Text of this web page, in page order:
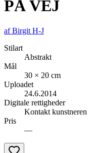
PÅ VEJ
afBirgit H-J
Stilart
Abstrakt
Mål
30 × 20 cm
Uploadet
24.6.2014
Digitale rettigheder
Kontakt kunstneren
Pris
—